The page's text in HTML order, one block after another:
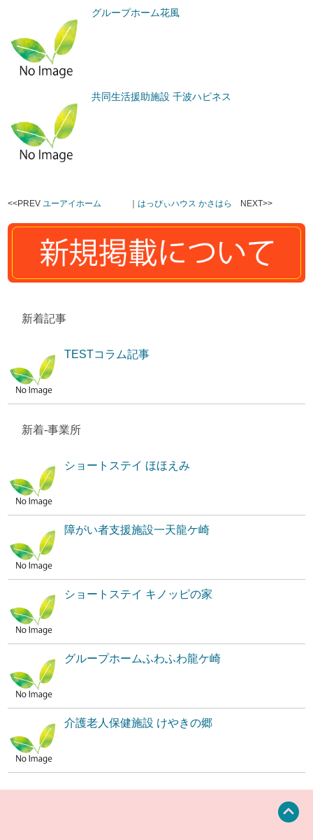
グループホーム花風
共同生活援助施設 千波ハピネス
<<PREV ユーアイホーム ｜はっぴぃハウス かさはら NEXT>>
新着記事
TESTコラム記事
新着-事業所
ショートステイ ほほえみ
障がい者支援施設一天龍ケ崎
ショートステイ キノッピの家
グループホームふわふわ龍ケ崎
介護老人保健施設 けやきの郷